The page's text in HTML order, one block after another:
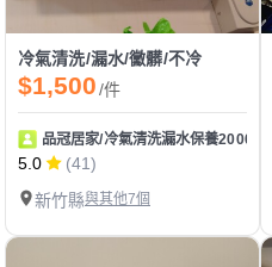
冷氣清洗/漏水/黴髒/不冷
$1,500/件
品冠居家/冷氣清洗漏水保養2000起
5.0
(41)
新竹縣與其他7個